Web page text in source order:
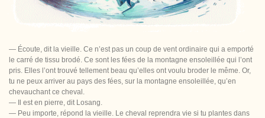
— Écoute, dit la vieille. Ce n’est pas un coup de vent ordinaire qui a emporté
le carré de tissu brodé. Ce sont les fées de la montagne ensoleillée qui l’ont
pris. Elles l’ont trouvé tellement beau qu’elles ont voulu broder le même. Or,
tu ne peux arriver au pays des fées, sur la montagne ensoleillée, qu’en
chevauchant ce cheval.
— Il est en pierre, dit Losang.
— Peu importe, répond la vieille. Le cheval reprendra vie si tu plantes dans